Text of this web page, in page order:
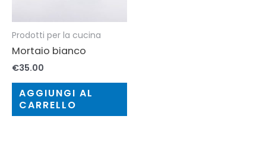
Prodotti per la cucina
Mortaio bianco
€35.00
AGGIUNGI AL
CARRELLO